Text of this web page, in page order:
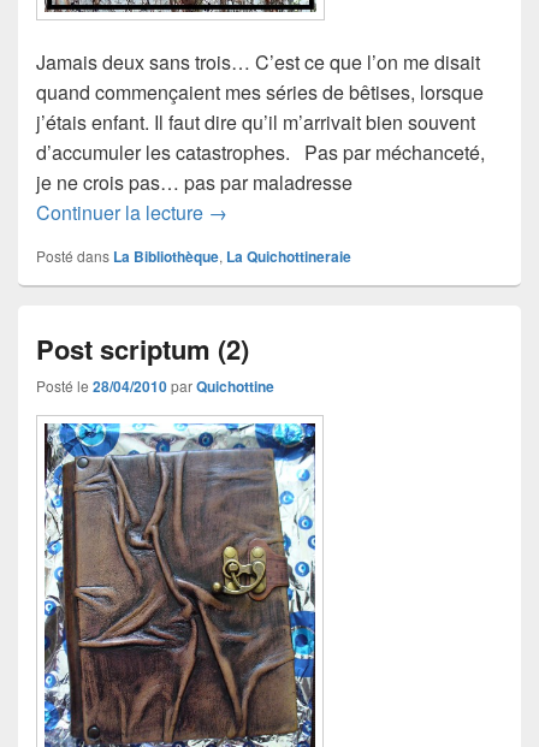
Jamais deux sans trois… C’est ce que l’on me disait
quand commençaient mes séries de bêtises, lorsque
j’étais enfant. Il faut dire qu’il m’arrivait bien souvent
d’accumuler les catastrophes. Pas par méchanceté,
je ne crois pas… pas par maladresse
Continuer la lecture Post scriptum (3)
→
Posté dans La Bibliothèque, La Quichottineraie
Post scriptum (2)
Posté le 28/04/2010parQuichottine